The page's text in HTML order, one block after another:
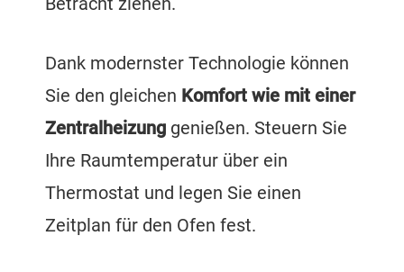
Dank modernster Technologie können
Sie den gleichen Komfort wie mit einer
Zentralheizung genießen. Steuern Sie
Ihre Raumtemperatur über ein
Thermostat und legen Sie einen
Zeitplan für den Ofen fest.